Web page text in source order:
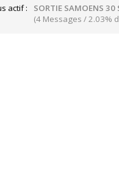
actif :
SORTIE SAMOENS 30
(4 Messages / 2.03%